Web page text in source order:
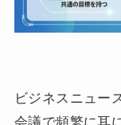
ビジネスニュー